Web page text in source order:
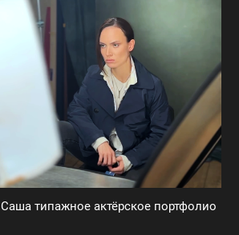
Саша типажное актёрское портфолио